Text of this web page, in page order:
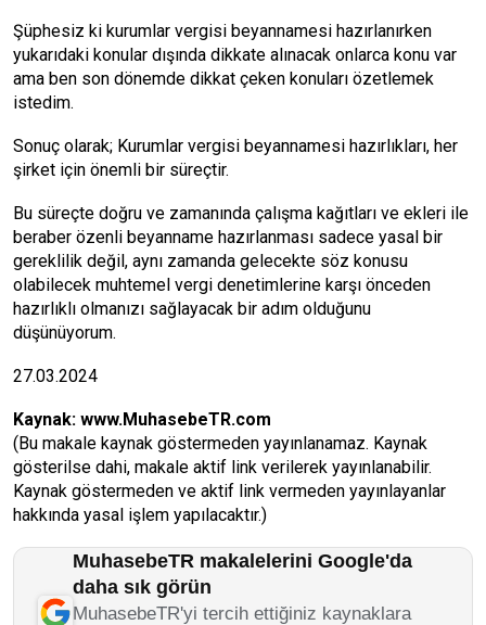
Şüphesiz ki kurumlar vergisi beyannamesi hazırlanırken
yukarıdaki konular dışında dikkate alınacak onlarca konu var
ama ben son dönemde dikkat çeken konuları özetlemek
istedim.
Sonuç olarak; Kurumlar vergisi beyannamesi hazırlıkları, her
şirket için önemli bir süreçtir.
Bu süreçte doğru ve zamanında çalışma kağıtları ve ekleri ile
beraber özenli beyanname hazırlanması sadece yasal bir
gereklilik değil, aynı zamanda gelecekte söz konusu
olabilecek muhtemel vergi denetimlerine karşı önceden
hazırlıklı olmanızı sağlayacak bir adım olduğunu
düşünüyorum.
27.03.2024
Kaynak: www.MuhasebeTR.com
(Bu makale kaynak göstermeden yayınlanamaz. Kaynak
gösterilse dahi, makale aktif link verilerek yayınlanabilir.
Kaynak göstermeden ve aktif link vermeden yayınlayanlar
hakkında yasal işlem yapılacaktır.)
MuhasebeTR makalelerini Google'da
daha sık görün
MuhasebeTR'yi tercih ettiğiniz kaynaklara